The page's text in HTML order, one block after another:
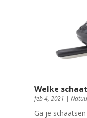
Welke
feb 4, 2021 |
Ga je